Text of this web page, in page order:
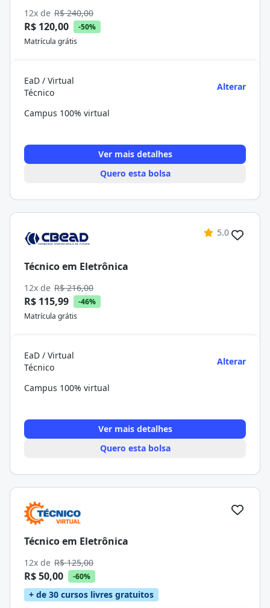
12x de R$ 240,00
R$ 120,00
-50%
Matrícula grátis
EaD / Virtual
Técnico
Alterar
Campus 100% virtual
Ver mais detalhes
Quero esta bolsa
5.0
Técnico em Eletrônica
12x de R$ 216,00
R$ 115,99
-46%
Matrícula grátis
EaD / Virtual
Técnico
Alterar
Campus 100% virtual
Ver mais detalhes
Quero esta bolsa
Técnico em Eletrônica
12x de R$ 125,00
R$ 50,00 -60%
+ de 30 cursos livres gratuitos